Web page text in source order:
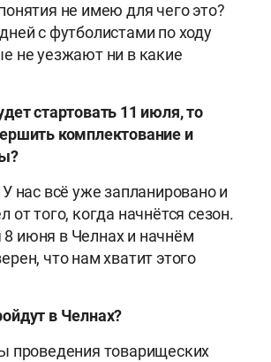
не имею для чего это?
с футболистами по ходу
не уезжают ни в какие
стартовать 11 июля, то
комплектование и
нас всё уже запланировано и
от того, когда начнётся сезон.
июня в Челнах и начнём
что нам хватит этого
в Челнах?
проведения товарищеских